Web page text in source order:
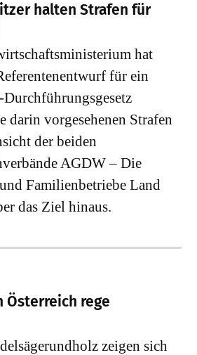
halten Strafen für
hat
für ein
darin vorgesehenen Strafen
der beiden
AGDW – Die
Familienbetriebe Land
das Ziel hinaus.
rege
zeigen sich